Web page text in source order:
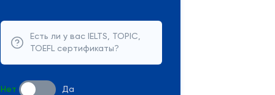
Есть ли у вас IELTS, TOPIC,
TOEFL сертификаты?
Нет Да